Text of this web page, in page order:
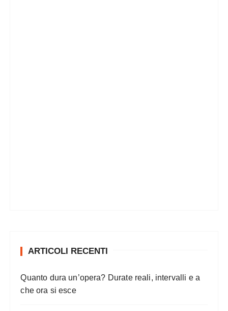
ARTICOLI RECENTI
Quanto dura un’opera? Durate reali, intervalli e a
che ora si esce